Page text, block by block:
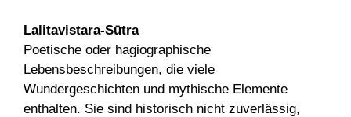
Lalitavistara-Sūtra
Poetische oder hagiographische
Lebensbeschreibungen, die viele
Wundergeschichten und mythische Elemente
enthalten. Sie sind historisch nicht zuverlässig,